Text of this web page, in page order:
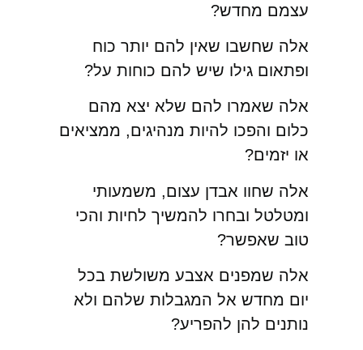
עצמם מחדש?
אלה שחשבו שאין להם יותר כוח
ופתאום גילו שיש להם כוחות על?
אלה שאמרו להם שלא יצא מהם
כלום והפכו להיות מנהיגים, ממציאים
או יזמים?
אלה שחוו אבדן עצום, משמעותי
ומטלטל ובחרו להמשיך לחיות והכי
טוב שאפשר?
אלה שמפנים אצבע משולשת בכל
יום מחדש אל המגבלות שלהם ולא
נותנים להן להפריע?